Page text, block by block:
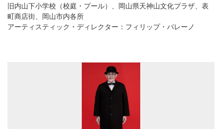
旧内山下小学校（校庭・プール）、岡山県天神山文化プラザ、表
町商店街、岡山市内各所
アーティスティック・ディレクター：フィリップ・パレーノ